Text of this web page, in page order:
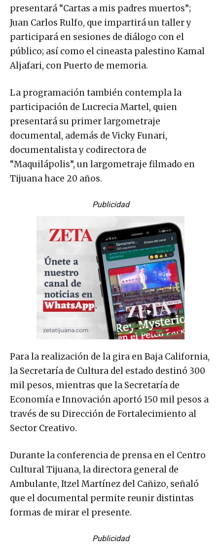
presentará “Cartas a mis padres muertos”;
Juan Carlos Rulfo, que impartirá un taller y
participará en sesiones de diálogo con el
público; así como el cineasta palestino Kamal
Aljafari, con Puerto de memoria.
La programación también contempla la
participación de Lucrecia Martel, quien
presentará su primer largometraje
documental, además de Vicky Funari,
documentalista y codirectora de
“Maquilápolis”, un largometraje filmado en
Tijuana hace 20 años.
Publicidad
Para la realización de la gira en Baja California,
la Secretaría de Cultura del estado destinó 300
mil pesos, mientras que la Secretaría de
Economía e Innovación aportó 150 mil pesos a
través de su Dirección de Fortalecimiento al
Sector Creativo.
Durante la conferencia de prensa en el Centro
Cultural Tijuana, la directora general de
Ambulante, Itzel Martínez del Cañizo, señaló
que el documental permite reunir distintas
formas de mirar el presente.
Publicidad